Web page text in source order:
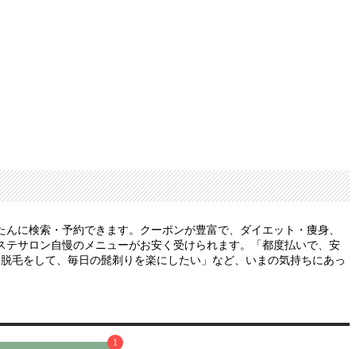
に検索・予約できます。クーポンが豊富で、ダイエット・痩身、
サロン自慢のメニューがお安く受けられます。「都度払いで、安
毛をして、毎日の髭剃りを楽にしたい」など、いまの気持ちにあっ
1